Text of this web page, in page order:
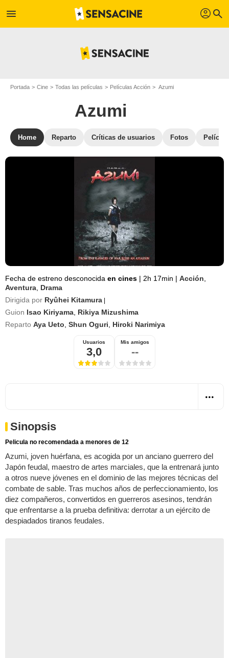
menu profil search
Portada Cine Todas las películas Películas Acción Azumi
Azumi
Home Reparto Críticas de usuarios Fotos
Fecha de estreno desconocida en cines | 2h 17min | Acción
Aventura Drama
Dirigida por Ryûhei Kitamura
Guion Isao Kiriyama Rikiya Mizushima
Reparto Aya Ueto Shun Oguri Hiroki Narimiya
Usuarios
3,0
Mis amigos
--
Sinopsis
Pelicula no recomendada a menores de 12
Azumi, joven huérfana, es acogida por un anciano guerrero del
Japón feudal, maestro de artes marciales, que la entrenará junto
a otros nueve jóvenes en el dominio de las mejores técnicas del
combate de sable. Tras muchos años de perfeccionamiento, los
diez compañeros, convertidos en guerreros asesinos, tendrán
que enfrentarse a la prueba definitiva: derrotar a un ejército de
despiadados tiranos feudales.